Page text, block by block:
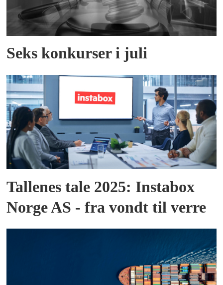
Seks konkurser i juli
Tallenes tale 2025: Instabox
Norge AS - fra vondt til verre